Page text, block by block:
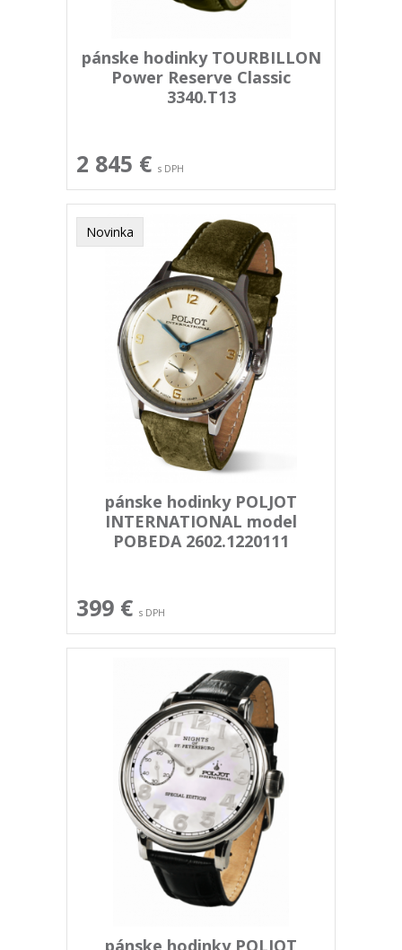
pánske hodinky TOURBILLON
Power Reserve Classic
3340.T13
2 845 € s DPH
Novinka
pánske hodinky POLJOT
INTERNATIONAL model
POBEDA 2602.1220111
399 € s DPH
pánske hodinky POLJOT